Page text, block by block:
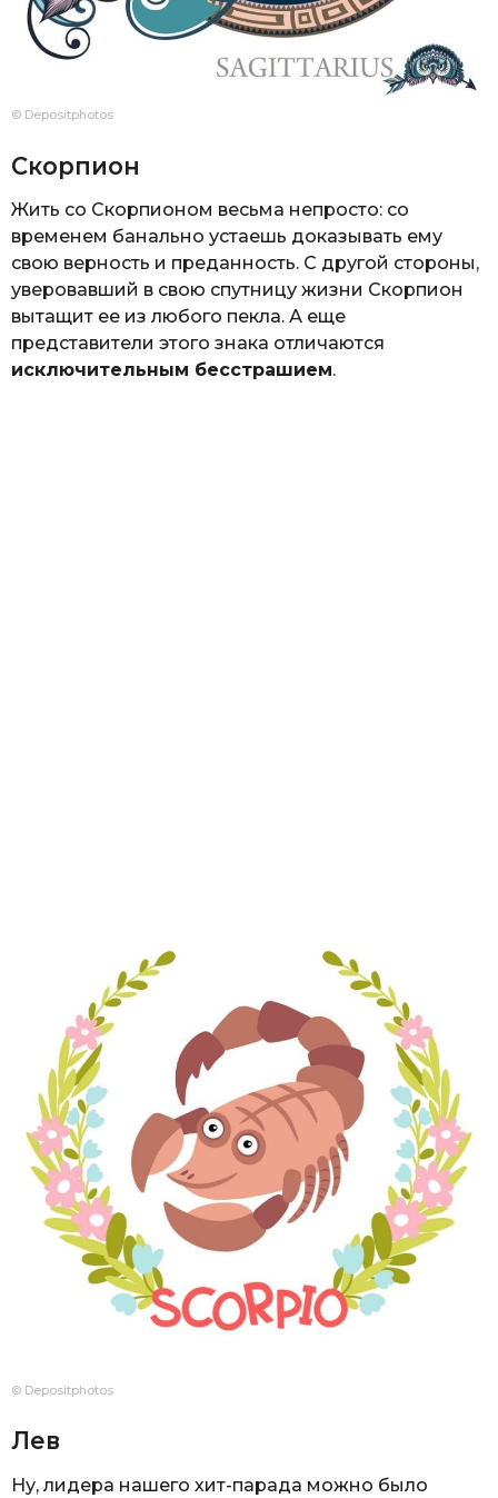
© Depositphotos
Скорпион
Жить со Скорпионом весьма непросто: со
временем банально устаешь доказывать ему
свою верность и преданность. С другой стороны,
уверовавший в свою спутницу жизни Скорпион
вытащит ее из любого пекла. А еще
представители этого знака отличаются
исключительным бесстрашием.
© Depositphotos
Лев
Ну, лидера нашего хит-парада можно было